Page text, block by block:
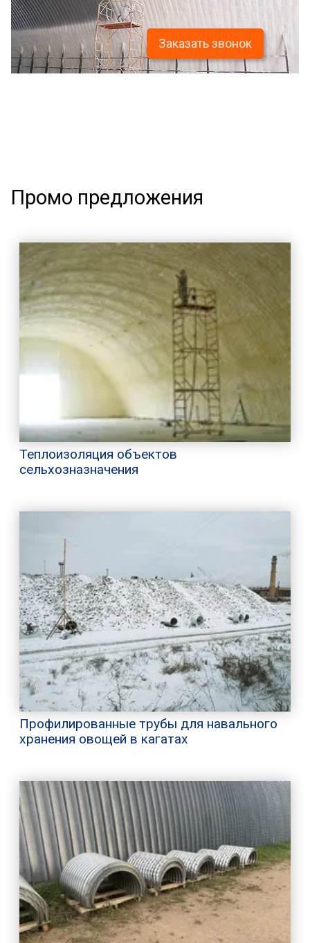
Заказать звонок
Промо предложения
Теплоизоляция объектов
сельхозназначения
Профилированные трубы для навального
хранения овощей в кагатах